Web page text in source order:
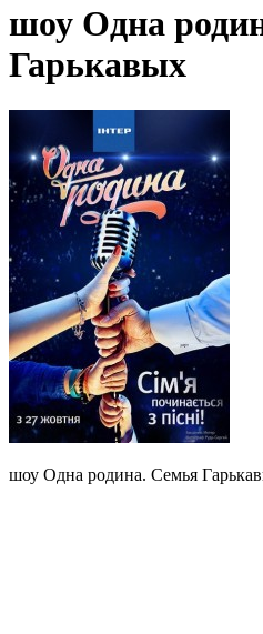
шоу Одна
Гарькавых
шоу Одна родина. Семья